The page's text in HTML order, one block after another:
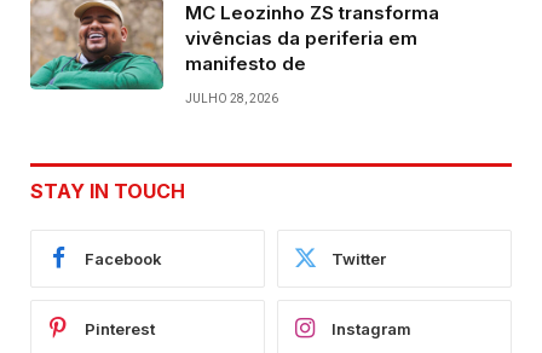
MC Leozinho ZS transforma
vivências da periferia em
manifesto de
JULHO 28, 2026
STAY IN TOUCH
Facebook Twitter
Pinterest Instagram